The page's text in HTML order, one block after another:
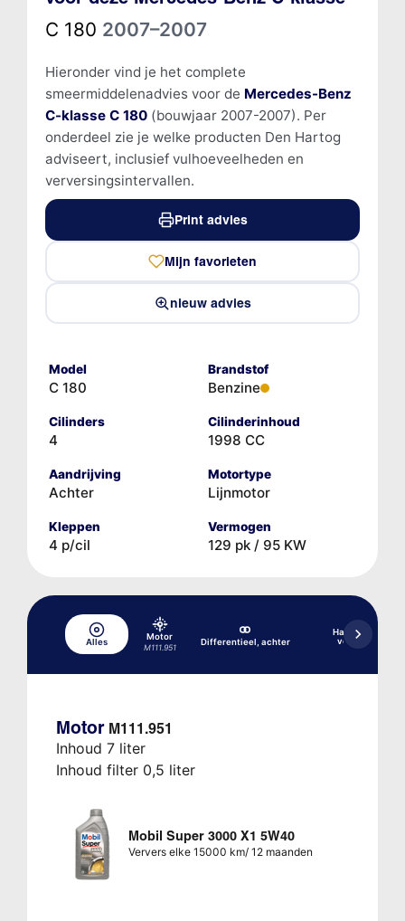
C 180 2007–2007
Hieronder vind je het complete
smeermiddelenadvies voor de Mercedes-Benz
C-klasse C 180(bouwjaar 2007-2007). Per
onderdeel zie je welke producten Den Hartog
adviseert, inclusief vulhoeveelheden en
verversingsintervallen.
Print advies
Mijn favorieten
nieuw advies
Model
C 180
Brandstof
Benzine
Cilinders
4
Cilinderinhoud
1998 CC
Aandrijving
Achter
Motortype
Lijnmotor
Kleppen
4 p/cil
Vermogen
129 pk / 95 KW
Alles
Motor
M111.951
Differentieel, achter
versnellingsbak
G 3/45 6/1
Motor M111.951
Inhoud 7 liter
Inhoud filter 0,5 liter
Mobil Super 3000 X1 5W40
Ververs elke 15000 km/ 12 maanden